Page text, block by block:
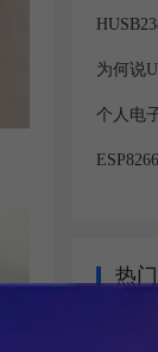
为何说
个人电
热